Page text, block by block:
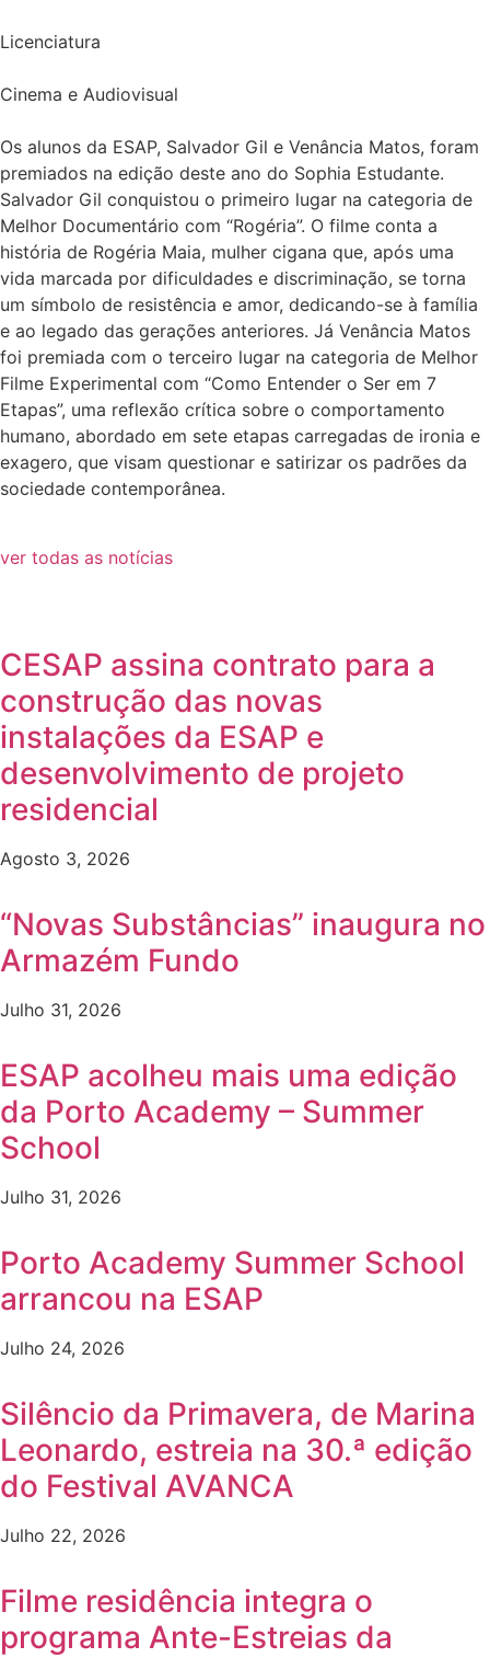
Licenciatura
Cinema e Audiovisual
Os alunos da ESAP, Salvador Gil e Venância Matos, foram
premiados na edição deste ano do Sophia Estudante.
Salvador Gil conquistou o primeiro lugar na categoria de
Melhor Documentário com “Rogéria”. O filme conta a
história de Rogéria Maia, mulher cigana que, após uma
vida marcada por dificuldades e discriminação, se torna
um símbolo de resistência e amor, dedicando-se à família
e ao legado das gerações anteriores. Já Venância Matos
foi premiada com o terceiro lugar na categoria de Melhor
Filme Experimental com “Como Entender o Ser em 7
Etapas”, uma reflexão crítica sobre o comportamento
humano, abordado em sete etapas carregadas de ironia e
exagero, que visam questionar e satirizar os padrões da
sociedade contemporânea.
ver todas as notícias
CESAP assina contrato para a
construção das novas
instalações da ESAP e
desenvolvimento de projeto
residencial
Agosto 3, 2026
“Novas Substâncias” inaugura no
Armazém Fundo
Julho 31, 2026
ESAP acolheu mais uma edição
da Porto Academy – Summer
School
Julho 31, 2026
Porto Academy Summer School
arrancou na ESAP
Julho 24, 2026
Silêncio da Primavera, de Marina
Leonardo, estreia na 30.ª edição
do Festival AVANCA
Julho 22, 2026
Filme residência integra o
programa Ante-Estreias da